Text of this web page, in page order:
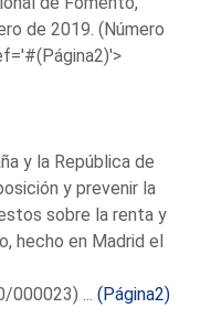
de 2019. (Número
y la República de
y prevenir la
sobre la renta y
hecho en Madrid el
000023) ...(Página2)